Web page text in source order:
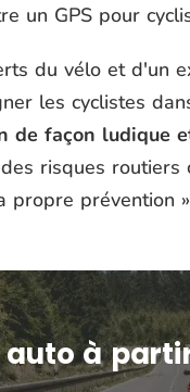
un GPS pour
du vélo et d'un
les cyclistes
de façon ludique
risques routiers
propre prévention
auto à